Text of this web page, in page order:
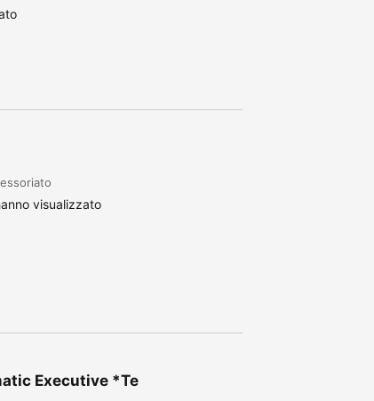
da oltre un ventennio nel setto...
visualizzato
Executive *Te